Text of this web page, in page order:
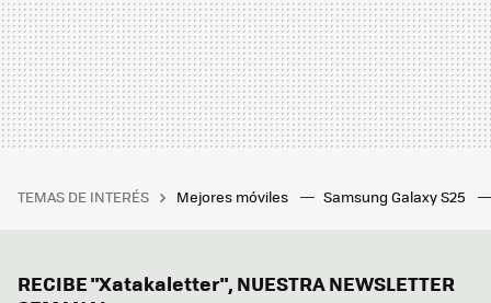
TEMAS DE INTERÉS Mejores móviles Samsung Galaxy S25
RECIBE "Xatakaletter", NUESTRA NEWSLETTER